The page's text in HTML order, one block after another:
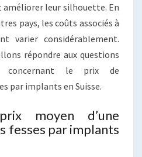
améliorer leur silhouette. En
pays, les coûts associés à
varier considérablement.
répondre aux questions
concernant le prix de
par implants en Suisse.
moyen d’une
fesses par implants